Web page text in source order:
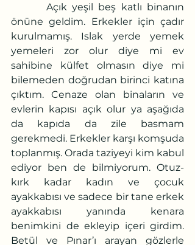
Açık yeşil beş katlı binanın
önüne geldim. Erkekler için çadır
kurulmamış. Islak yerde yemek
yemeleri zor olur diye mi ev
sahibine külfet olmasın diye mi
bilemeden doğrudan birinci katına
çıktım. Cenaze olan binaların ve
evlerin kapısı açık olur ya aşağıda
da kapıda da zile basmam
gerekmedi. Erkekler karşı komşuda
toplanmış. Orada taziyeyi kim kabul
ediyor ben de bilmiyorum. Otuz-
kırk kadar kadın ve çocuk
ayakkabısı ve sadece bir tane erkek
ayakkabısı yanında kenara
benimkini de ekleyip içeri girdim.
Betül ve Pınar’ı arayan gözlerle